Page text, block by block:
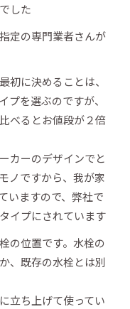
した
定の専門業者さんが
初に決めることは、
プを選ぶのですが、
べるとお値段が２倍
カーのデザインでと
ノですから、我が家
いますので、弊社で
イプにされています
の位置です。水栓の
、既存の水栓とは別
立ち上げて使ってい